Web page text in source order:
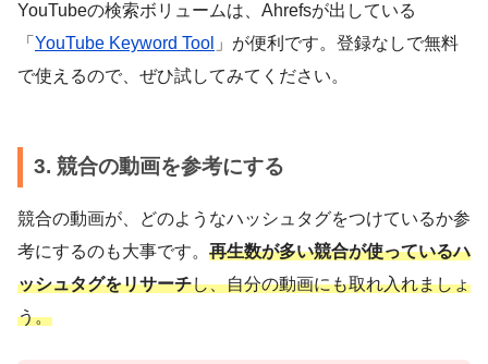
YouTubeの検索ボリュームは、Ahrefsが出している
「 YouTube Keyword Tool 」が便利です。登録なしで無料
で使えるので、ぜひ試してみてください。
3. 競合の動画を参考にする
競合の動画が、どのようなハッシュタグをつけているか参
考にするのも大事です。 再生数が多い競合が使っているハ
ッシュタグをリサーチし、自分の動画にも取れ入れましょ
う。